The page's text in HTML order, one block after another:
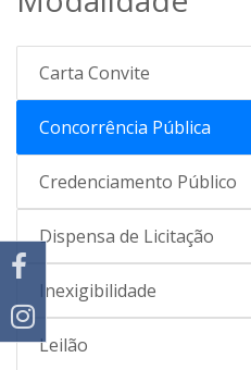
Carta Convite
Concorrência Pública
Credenciamento Público
Dispensa de Licitação
Inexigibilidade
Leilão